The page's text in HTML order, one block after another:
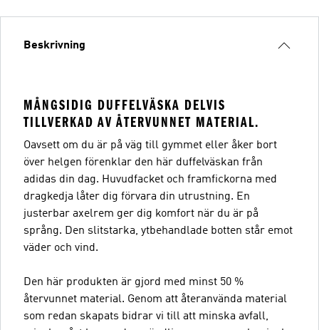
Beskrivning
MÅNGSIDIG DUFFELVÄSKA DELVIS
TILLVERKAD AV ÅTERVUNNET MATERIAL.
Oavsett om du är på väg till gymmet eller åker bort
över helgen förenklar den här duffelväskan från
adidas din dag. Huvudfacket och framfickorna med
dragkedja låter dig förvara din utrustning. En
justerbar axelrem ger dig komfort när du är på
språng. Den slitstarka, ytbehandlade botten står emot
väder och vind.
Den här produkten är gjord med minst 50 %
återvunnet material. Genom att återanvända material
som redan skapats bidrar vi till att minska avfall,